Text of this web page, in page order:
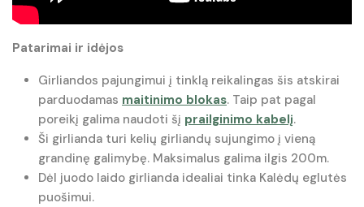
Patarimai ir idėjos
Girliandos pajungimui į tinklą reikalingas šis atskirai
parduodamas maitinimo blokas. Taip pat pagal
poreikį galima naudoti šį prailginimo kabelį.
Ši girlianda turi kelių girliandų sujungimo į vieną
grandinę galimybę. Maksimalus galima ilgis 200m.
Dėl juodo laido girlianda idealiai tinka Kalėdų eglutės
puošimui.